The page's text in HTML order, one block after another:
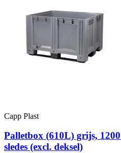
Capp Plast
Palletbox (610L) grijs,
sledes (excl. deksel)